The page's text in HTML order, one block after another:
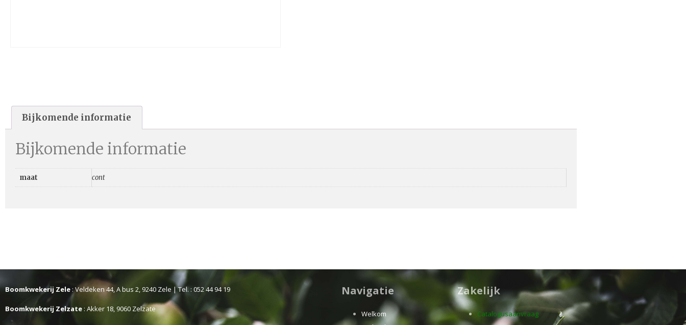
Bijkomende informatie
Bijkomende informatie
maat cont
Boomkwekerij Zele : Veldeken 44, A bus 2, 9240 Zele | Tel. : 052 44 94 19
Boomkwekerij Zelzate : Akker 18, 9060 Zelzate
Navigatie
Welkom
Zakelijk
Catalogusaanvraag